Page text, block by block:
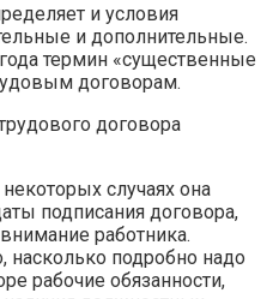
и условия
и дополнительные.
термин «существенные
договорам.
договора
случаях она
подписания договора,
работника.
насколько подробно надо
рабочие обязанности,